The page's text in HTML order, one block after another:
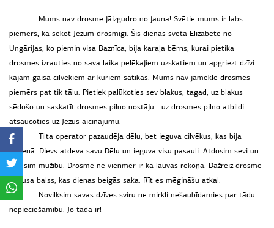
Mums nav drosme jāizgudro no jauna! Svētie mums ir labs
piemērs, ka sekot Jēzum drosmīgi. Šīs dienas svētā Elizabete no
Ungārijas, ko piemin visa Baznīca, bija karaļa bērns, kurai pietika
drosmes izrauties no sava laika pelēkajiem uzskatiem un apgriezt dzīvi
kājām gaisā cilvēkiem ar kuriem satikās. Mums nav jāmeklē drosmes
piemērs pat tik tālu. Pietiek palūkoties sev blakus, tagad, uz blakus
sēdošo un saskatīt drosmes pilno nostāju… uz drosmes pilno atbildi
atsaucoties uz Jēzus aicinājumu.
Tilta operator pazaudēja dēlu, bet ieguva cilvēkus, kas bija
vilcienā. Dievs atdeva savu Dēlu un ieguva visu pasauli. Atdosim sevi un
iegūsim mūžību. Drosme ne vienmēr ir kā lauvas rēkoņa. Dažreiz drosme
ir klusa balss, kas dienas beigās saka: Rīt es mēģināšu atkal.
Novilksim savas dzīves sviru ne mirkli nešaubīdamies par tādu
nepieciešamību. Jo tāda ir!